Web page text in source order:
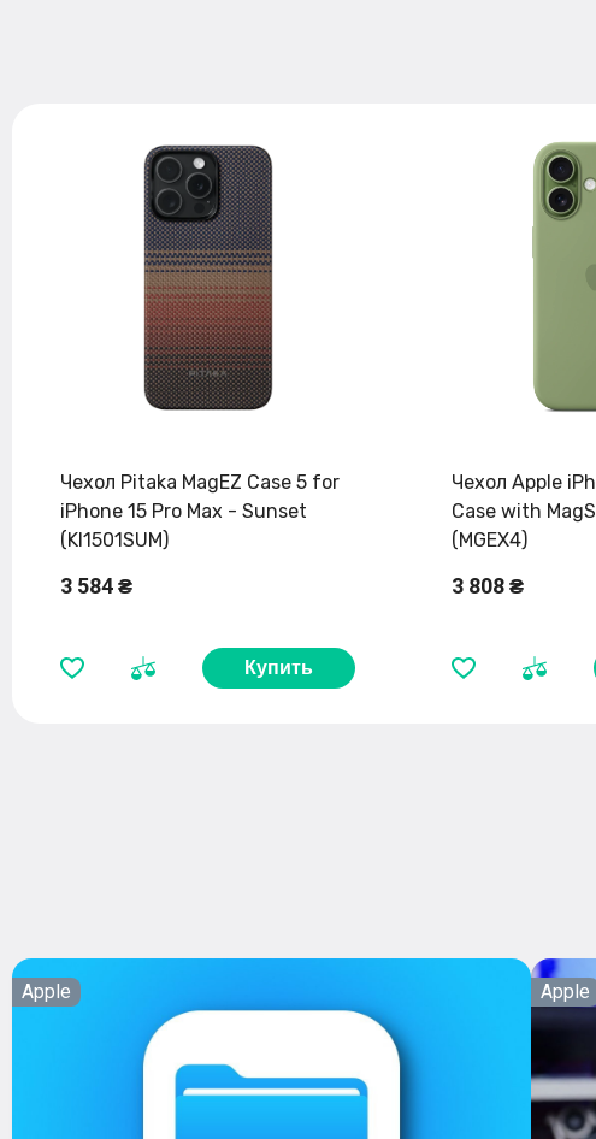
Чехол Pitaka MagEZ Case 5 for
iPhone 15 Pro Max - Sunset
(KI1501SUM)
3 584 ₴
Купить
Чехол Apple
Case with
(MGEX4)
3 808 ₴
Apple Apple